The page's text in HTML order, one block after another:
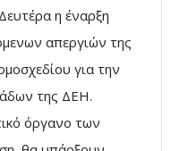
η έναρξη
απεργιών της
για την
της ΔΕΗ.
όργανο των